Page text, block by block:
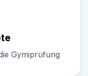
Gymiprüfung